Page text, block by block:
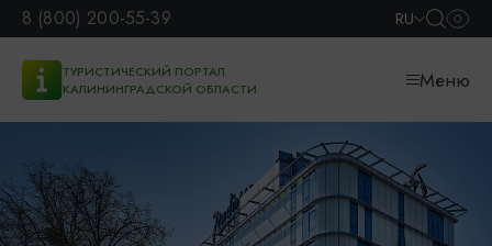
8 (800) 200-55-39 RU
ТУРИСТИЧЕСКИЙ ПОРТАЛ
КАЛИНИНГРАДСКОЙ ОБЛАСТИ
Меню